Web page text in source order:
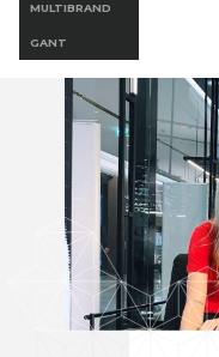
MULTIBRAND
GANT